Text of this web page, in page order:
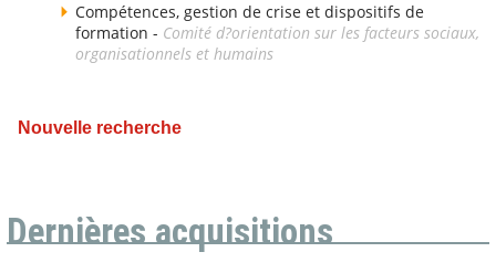
Compétences, gestion de crise et dispositifs de
formation - Comité d?orientation sur les facteurs sociaux,
organisationnels et humains
Nouvelle recherche
Dernières acquisitions